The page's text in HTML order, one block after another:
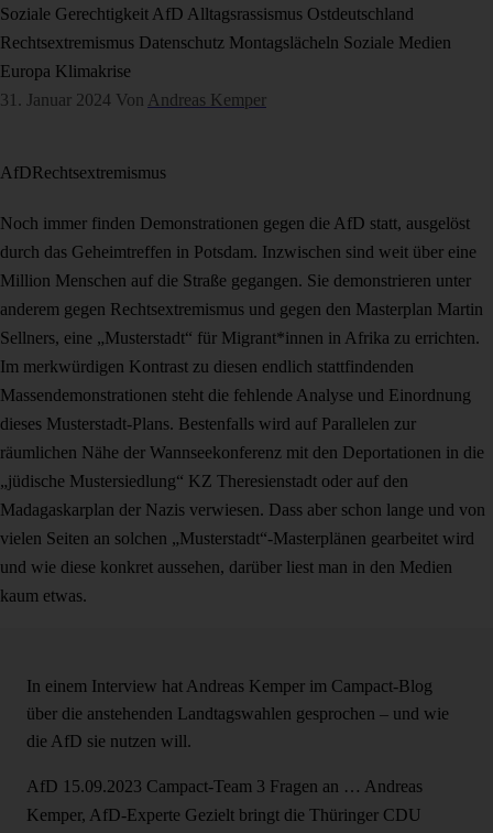
Soziale Gerechtigkeit AfD Alltagsrassismus Ostdeutschland
Rechtsextremismus Datenschutz Montagslächeln Soziale Medien
Europa Klimakrise
31. Januar 2024 Von Andreas Kemper
AfDRechtsextremismus
Noch immer finden Demonstrationen gegen die AfD statt, ausgelöst
durch das Geheimtreffen in Potsdam. Inzwischen sind weit über eine
Million Menschen auf die Straße gegangen. Sie demonstrieren unter
anderem gegen Rechtsextremismus und gegen den Masterplan Martin
Sellners, eine „Musterstadt“ für Migrant*innen in Afrika zu errichten.
Im merkwürdigen Kontrast zu diesen endlich stattfindenden
Massendemonstrationen steht die fehlende Analyse und Einordnung
dieses Musterstadt-Plans. Bestenfalls wird auf Parallelen zur
räumlichen Nähe der Wannseekonferenz mit den Deportationen in die
„jüdische Mustersiedlung“ KZ Theresienstadt oder auf den
Madagaskarplan der Nazis verwiesen. Dass aber schon lange und von
vielen Seiten an solchen „Musterstadt“-Masterplänen gearbeitet wird
und wie diese konkret aussehen, darüber liest man in den Medien
kaum etwas.
In einem Interview hat Andreas Kemper im Campact-Blog
über die anstehenden Landtagswahlen gesprochen – und wie
die AfD sie nutzen will.
AfD 15.09.2023 Campact-Team 3 Fragen an … Andreas
Kemper, AfD-Experte Gezielt bringt die Thüringer CDU